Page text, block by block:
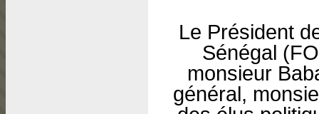
Le Président
Sénégal
monsieur
général,